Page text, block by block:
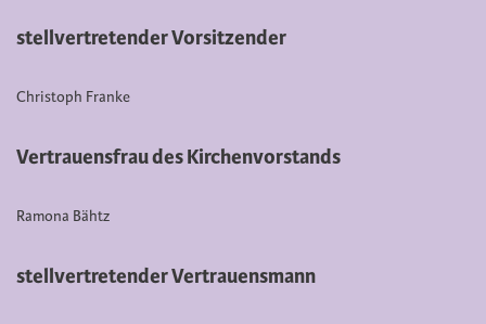
stellvertretender Vorsitzender
Christoph Franke
Vertrauensfrau des Kirchenvorstands
Ramona Bähtz
stellvertretender Vertrauensmann